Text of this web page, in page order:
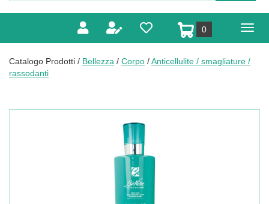
0prodotti
inseriti
Catalogo Prodotti / Bellezza / Corpo /Anticellulite / smagliature /
rassodanti